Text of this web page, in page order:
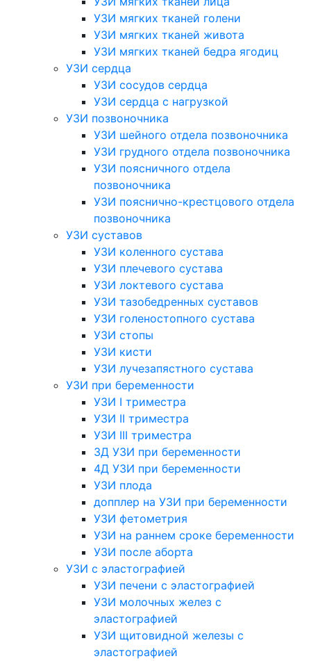
УЗИ мягких тканей голени
УЗИ мягких тканей живота
УЗИ мягких тканей бедра ягодиц
УЗИ сердца
УЗИ сосудов сердца
УЗИ сердца с нагрузкой
УЗИ позвоночника
УЗИ шейного отдела позвоночника
УЗИ грудного отдела позвоночника
УЗИ поясничного отдела
позвоночника
УЗИ пояснично-крестцового отдела
позвоночника
УЗИ суставов
УЗИ коленного сустава
УЗИ плечевого сустава
УЗИ локтевого сустава
УЗИ тазобедренных суставов
УЗИ голеностопного сустава
УЗИ стопы
УЗИ кисти
УЗИ лучезапястного сустава
УЗИ при беременности
УЗИ I триместра
УЗИ II триместра
УЗИ III триместра
3Д УЗИ при беременности
4Д УЗИ при беременности
УЗИ плода
допплер на УЗИ при беременности
УЗИ фетометрия
УЗИ на раннем сроке беременности
УЗИ после аборта
УЗИ с эластографией
УЗИ печени с эластографией
УЗИ молочных желез с
эластографией
УЗИ щитовидной железы с
эластографией